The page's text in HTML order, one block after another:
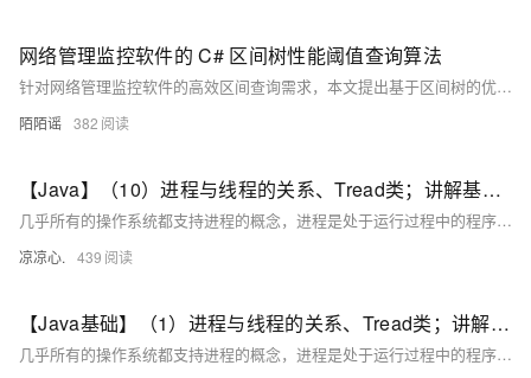
网络管理监控软件的 C# 区间树性能阈值查询算法
针对网络管理监控软件的高效区间查询需求，本文提出基于区间树的优化方案。传统线性遍历效率低，10万条数据查询超800ms，难以满足实时性要求。区间树以平衡二叉搜索树结构，结合节点最大值剪枝策略，将查询复杂度从O(N)降至O(logN+K)，显著提升性能。通过C#实现，支持按指标类型分组建树、增量插入与多维度联合查询，在10万记录下查询耗时仅约2.8ms，内存占用降低35%。测试表明，该方案有效解决高负载场景下的响应延迟问题，助力管理员快速定位异常设备，提升运维效率与系统稳定性。
陌陌谣 382
【Java】（10）进程与线程的关系、Tread类；讲解基本线程安全、网络编程内容；JSON序列化与反序列化
几乎所有的操作系统都支持进程的概念，进程是处于运行过程中的程序，并且具有一定的独立功能，进程是系统进行资源分配和调度的一个独立单位一般而言，进程包含如下三个特征。独立性动态性并发性。
凉凉心. 439
【Java基础】（1）进程与线程的关系、Tread类；讲解基本线程安全、网络编程内容；JSON序列化与反序列化
几乎所有的操作系统都支持进程的概念，进程是处于运行过程中的程序，并且具有一定的独立功能，进程是系统进行资源分配和调度的一个独立单位一般而言，进程包含如下三个特征。独立性动态性并发性。